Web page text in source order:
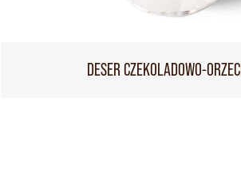
DESER CZEKOLADOWO-